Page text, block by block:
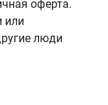
оферта.
или
люди